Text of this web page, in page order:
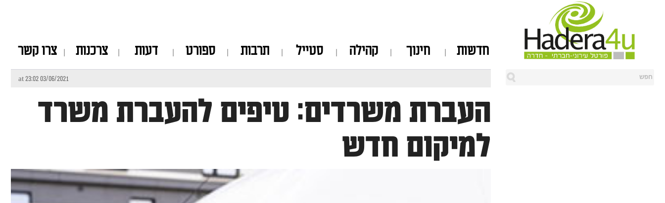
חדשות חינוך קהילה סטייל תרבות ספורט דעות צרכנות צרו קשר
03/06/2021 at 23:02
העברת משרדים: טיפים להעברת משרד
למיקום חדש